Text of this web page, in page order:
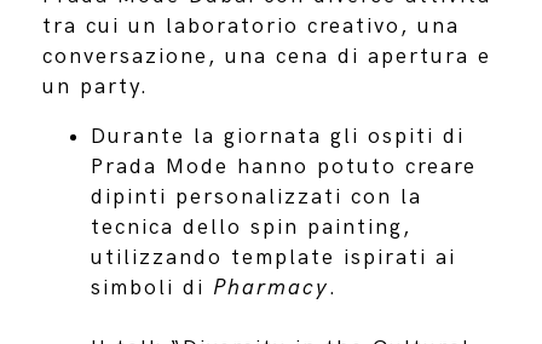
tra cui un laboratorio creativo, una
conversazione, una cena di apertura e
un party.
Durante la giornata gli ospiti di
Prada Mode hanno potuto creare
dipinti personalizzati con la
tecnica dello spin painting,
utilizzando template ispirati ai
simboli di Pharmacy.